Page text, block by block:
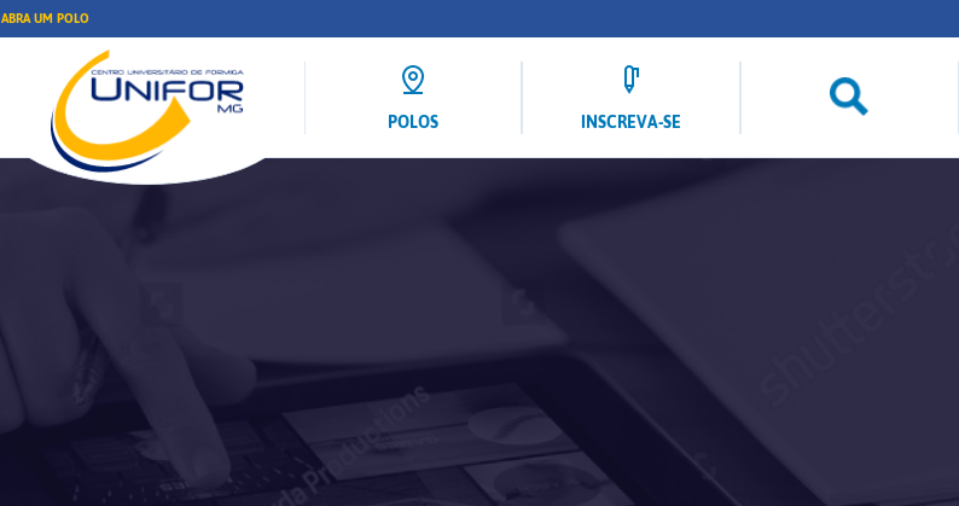
ABRA UM POLO
POLOS INSCREVA-SE